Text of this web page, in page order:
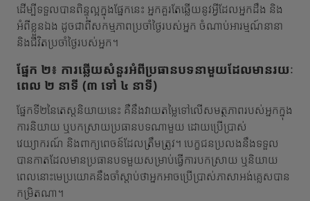
ដើម្បីទទួលបានពិន្ទុល្អក្នុងផ្នែកនេះ អ្នកគួរតែឆ្លើយនូវអ្វីដែលអ្នកដឹង និង
អំពីខ្លួនឯង ដូចជាពីសកម្មភាពប្រចាំថ្ងៃរបស់អ្នក ចំណាប់អារម្មណ៍នានា
និងជីវិតប្រចាំថ្ងៃរបស់អ្នក។
ផ្នែក ២៖ ការឆ្លើយសំនួរអំពីប្រធានបទនាមួយដែលមានរយៈ
ពេល ២ នាទី (៣ ទៅ ៤ នាទី)
ផ្នែកទី២នៃតេស្តនិយាយនេះ គឺនឹងវាយតម្លៃទៅលើសមត្ថភាពរបស់អ្នកក្នុង
ការនិយាយ ឬបកស្រាយប្រធានបទណាមួយ ដោយប្រើប្រាស់
វេយ្យាករណ៍ និងពាក្យពេចន៍ដែលត្រឹមត្រូវ។ បេក្ខជនប្រលងនឹងទទួល
បានកាតដែលមានប្រធានបទមួយសម្រាប់ធ្វើការបកស្រាយ ឬនិយាយ
ពេលនោះមេប្រយោគនឹងចាំស្តាប់ថាអ្នកអាចប្រើប្រាស់ភាសាអង់គ្លេសបាន
កម្រិតណា។